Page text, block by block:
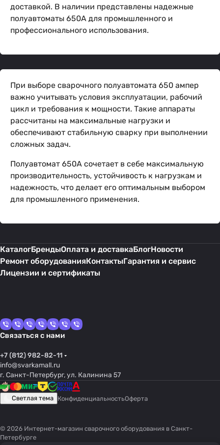
доставкой. В наличии представлены надежные
полуавтоматы 650А для промышленного и
профессионального использования.
При выборе сварочного полуавтомата 650 ампер
важно учитывать условия эксплуатации, рабочий
цикл и требования к мощности. Такие аппараты
рассчитаны на максимальные нагрузки и
обеспечивают стабильную сварку при выполнении
сложных задач.
Полуавтомат 650А сочетает в себе максимальную
производительность, устойчивость к нагрузкам и
надежность, что делает его оптимальным выбором
для промышленного применения.
КаталогБрендыОплата и доставкаБлогНовости
Ремонт оборудованияКонтактыГарантия и сервис
Лицензии и сертификаты
Связаться с нами
+7 (812) 982-82-11
info@svarkamall.ru
г. Санкт-Петербург, ул. Калинина 57
Светлая тема КонфиденциальностьОферта
© 2026 Интернет-магазин сварочного оборудования в Санкт-
Петербурге